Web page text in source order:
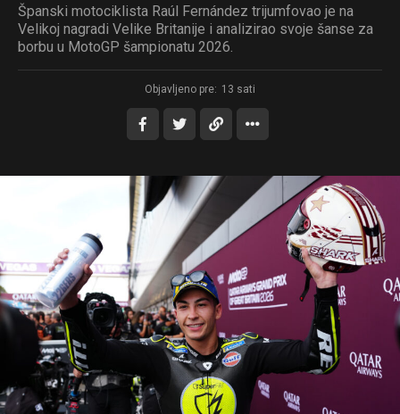
Španski motociklista Raúl Fernández trijumfovao je na
Velikoj nagradi Velike Britanije i analizirao svoje šanse za
borbu u MotoGP šampionatu 2026.
Objavljeno pre: 13 sati